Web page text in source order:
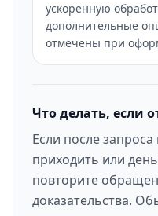
ускоренную
дополнительные
отмечены при
Что делать, если
Если после
приходить или
повторите
доказательства.